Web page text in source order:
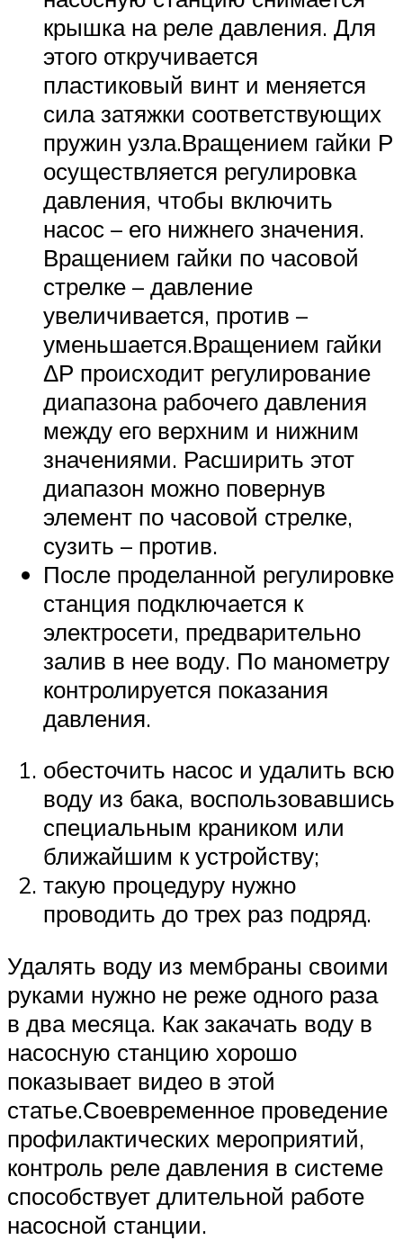
крышка на реле давления. Для
этого откручивается
пластиковый винт и меняется
сила затяжки соответствующих
пружин узла.Вращением гайки Р
осуществляется регулировка
давления, чтобы включить
насос – его нижнего значения.
Вращением гайки по часовой
стрелке – давление
увеличивается, против –
уменьшается.Вращением гайки
ΔР происходит регулирование
диапазона рабочего давления
между его верхним и нижним
значениями. Расширить этот
диапазон можно повернув
элемент по часовой стрелке,
сузить – против.
После проделанной регулировке
станция подключается к
электросети, предварительно
залив в нее воду. По манометру
контролируется показания
давления.
обесточить насос и удалить всю
воду из бака, воспользовавшись
специальным краником или
ближайшим к устройству;
такую процедуру нужно
проводить до трех раз подряд.
Удалять воду из мембраны своими
руками нужно не реже одного раза
в два месяца. Как закачать воду в
насосную станцию хорошо
показывает видео в этой
статье.Своевременное проведение
профилактических мероприятий,
контроль реле давления в системе
способствует длительной работе
насосной станции.